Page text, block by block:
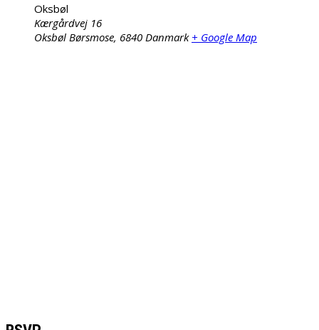
Oksbøl
Kærgårdvej 16
Oksbøl Børsmose, 6840 Danmark + Google Map